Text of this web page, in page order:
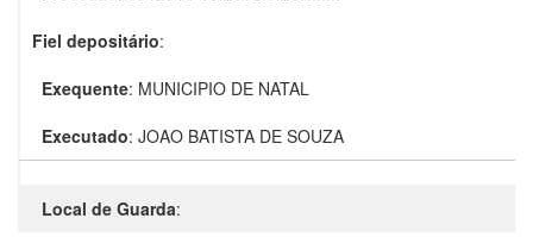
Fiel depositário:
Exequente: MUNICIPIO DE NATAL
Executado: JOAO BATISTA DE SOUZA
Local de Guarda: